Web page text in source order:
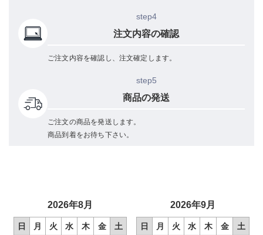
step4
注文内容の確認
ご注文内容を確認し、注文確定します。
step5
商品の発送
ご注文の商品を発送します。
商品到着をお待ち下さい。
2026年8月
日 月 火 水 木 金
土
2026年9月
日 月 火 水 木 金
土